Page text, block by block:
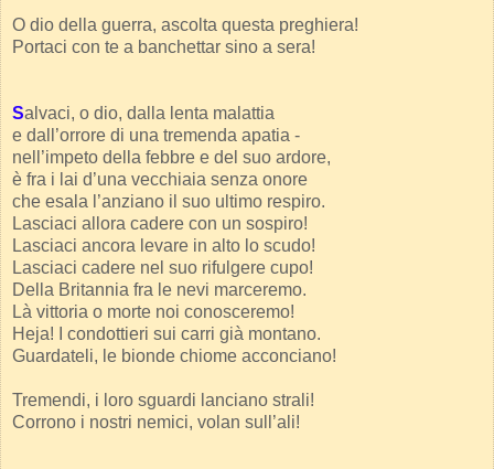
O dio della guerra, ascolta questa preghiera!
Portaci con te a banchettar sino a sera!
Salvaci, o dio, dalla lenta malattia
e dall’orrore di una tremenda apatia -
nell’impeto della febbre e del suo ardore,
è fra i lai d’una vecchiaia senza onore
che esala l’anziano il suo ultimo respiro.
Lasciaci allora cadere con un sospiro!
Lasciaci ancora levare in alto lo scudo!
Lasciaci cadere nel suo rifulgere cupo!
Della Britannia fra le nevi marceremo.
Là vittoria o morte noi conosceremo!
Heja! I condottieri sui carri già montano.
Guardateli, le bionde chiome acconciano!
Tremendi, i loro sguardi lanciano strali!
Corrono i nostri nemici, volan sull’ali!